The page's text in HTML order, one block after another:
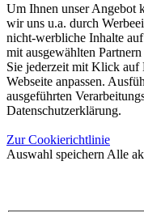
Um Ihnen unser Angebot
wir uns u.a. durch
nicht-werbliche Inhalte
mit ausgewählten
Sie jederzeit mit Klick auf
Webseite anpassen.
ausgeführten
Datenschutzerklärung.
Zur Cookierichtlinie
Auswahl speichern Alle